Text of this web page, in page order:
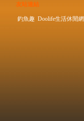
友站連結
釣魚趣 Doolife生活休閒網